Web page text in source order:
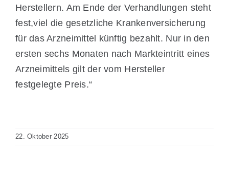
Herstellern. Am Ende der Verhandlungen steht
fest,viel die gesetzliche Krankenversicherung
für das Arzneimittel künftig bezahlt. Nur in den
ersten sechs Monaten nach Markteintritt eines
Arzneimittels gilt der vom Hersteller
festgelegte Preis.“
22. Oktober 2025